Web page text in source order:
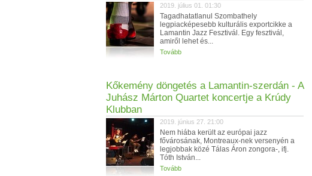
2019. július 01. 01:30
Tagadhatatlanul Szombathely
legpiacképesebb kulturális exportcikke a
Lamantin Jazz Fesztivál. Egy fesztivál,
amiről lehet és...
Tovább
Kőkemény döngetés a Lamantin-szerdán - A
Juhász Márton Quartet koncertje a Krúdy
Klubban
2019. június 27. 21:00
Nem hiába került az európai jazz
fővárosának, Montreaux-nek versenyén a
legjobbak közé Tálas Áron zongora-, ifj.
Tóth István...
Tovább